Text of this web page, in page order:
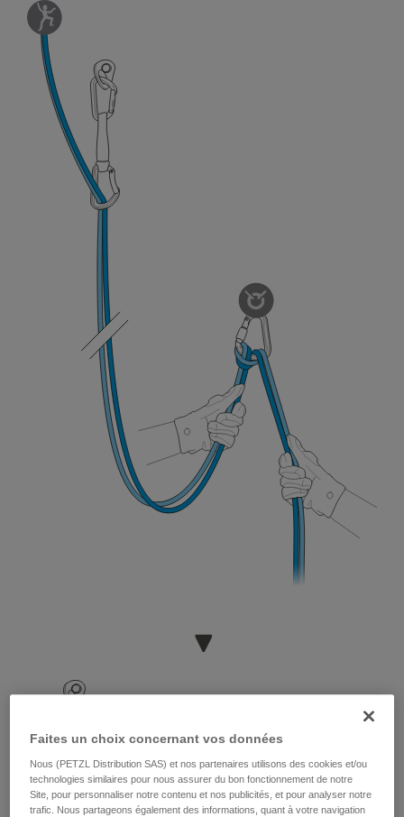
Faites un choix concernant vos données
Nous (PETZL Distribution SAS) et nos partenaires utilisons des cookies et/ou
technologies similaires pour nous assurer du bon fonctionnement de notre
Site, pour personnaliser notre contenu et nos publicités, et pour analyser notre
trafic. Nous partageons également des informations, quant à votre navigation